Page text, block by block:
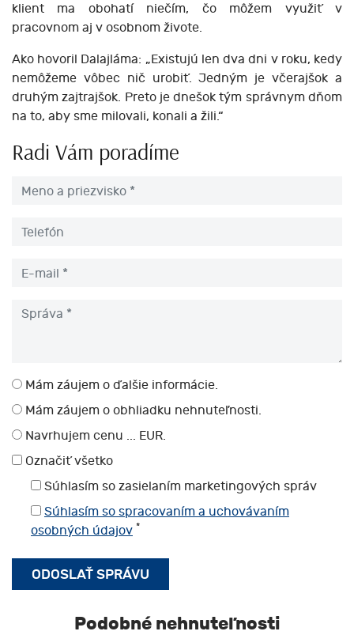
klient ma obohatí niečím, čo môžem využiť v
pracovnom aj v osobnom živote.
Ako hovoril Dalajláma: „Existujú len dva dni v roku, kedy
nemôžeme vôbec nič urobiť. Jedným je včerajšok a
druhým zajtrajšok. Preto je dnešok tým správnym dňom
na to, aby sme milovali, konali a žili.“
Radi Vám poradíme
Mám záujem o ďalšie informácie.
Mám záujem o obhliadku nehnuteľnosti.
Navrhujem cenu ... EUR.
Označiť všetko
Súhlasím so zasielaním marketingových správ
Súhlasím so spracovaním a uchovávaním
osobných údajov *
Podobné nehnuteľnosti